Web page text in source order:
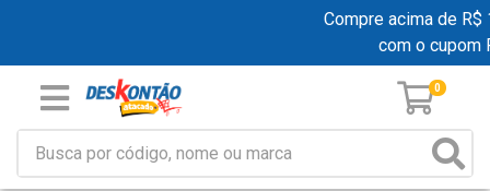
Compre acima de R$
com o cupom
0